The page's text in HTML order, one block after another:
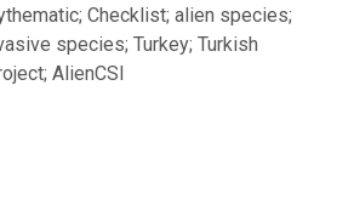
Checklist; alien species;
species; Turkey; Turkish
AlienCSI